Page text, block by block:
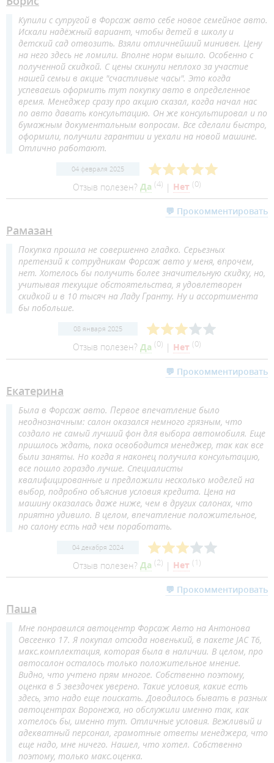
Купили с супругой в Форсаж авто себе новое семейное авто.
Искали надёжный вариант, чтобы детей в школу и
детский сад отвозить. Взяли отличнейший минивен. Цену
на него здесь не ломили. Вполне норм вышло. Особенно с
полученной скидкой. С цены скинули неплохо за участие
нашей семьи в акцие "счастливые часы". Это когда
успеваешь оформить тут покупку авто в определенное
время. Менеджер сразу про акцию сказал, когда начал нас
по авто давать консультацию. Он же консультировал и по
бумажным документальным вопросам. Все сделали быстро,
оформили, получили гарантии и уехали на новой машине.
Отлично работают.
04 февраля 2025
Отзыв полезен? Да (4) | Нет (0)
💬 Прокомментировать
Рамазан
Покупка прошла не совершенно гладко. Серьезных
претензий к сотрудникам Форсаж авто у меня, впрочем,
нет. Хотелось бы получить более значительную скидку, но,
учитывая текущие обстоятельства, я удовлетворен
скидкой и в 10 тысяч на Ладу Гранту. Ну и ассортимента
бы побольше.
08 января 2025
Отзыв полезен? Да (0) | Нет (0)
💬 Прокомментировать
Екатерина
Была в Форсаж авто. Первое впечатление было
неоднозначным: салон оказался немного грязным, что
создало не самый лучший фон для выбора автомобиля. Еще
пришлось ждать, пока освободится менеджер, так как все
были заняты. Но когда я наконец получила консультацию,
все пошло гораздо лучше. Специалисты
квалифицированные и предложили несколько моделей на
выбор, подробно объяснив условия кредита. Цена на
машину оказалась даже ниже, чем в других салонах, что
приятно удивило. В целом, впечатление положительное,
но салону есть над чем поработать.
04 декабря 2024
Отзыв полезен? Да (2) | Нет (1 )
💬 Прокомментировать
Паша
Мне понравился автоцентр Форсаж Авто на Антонова
Овсеенко 17. Я покупал отсюда новенький, в пакете JAC T6,
макс.комплектация, которая была в наличии. В целом, про
автосалон осталось только положительное мнение.
Видно, что учтено прям многое. Собственно поэтому,
оценка в 5 звездочек уверено. Такие условия, какие есть
здесь, это надо еще поискать. Доводилось бывать в разных
автоцентрах Воронежа, но обслужили именно так, как
хотелось бы, именно тут. Отличные условия. Вежливый и
адекватный персонал, грамотные ответы менеджера, что
еще надо, мне ничего. Нашел, что хотел. Собственно
поэтому, только макс.оценка.